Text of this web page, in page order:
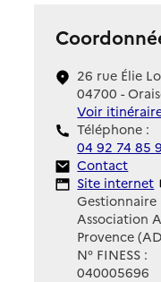
26 rue Élie
04700 -
Voir
Téléphone :
04 92 74 85
Contact
Contact
Site Internet
Site internet
Gestionnaire
Association
Provence
N° FINESS :
040005696